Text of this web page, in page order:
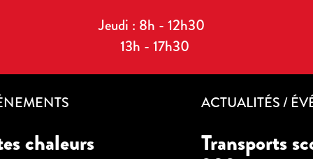
Jeudi : 8h - 12h30
13h - 17h30
ACTUALITÉS / ÉVÉNEMENTS
transports scolaires 2026-